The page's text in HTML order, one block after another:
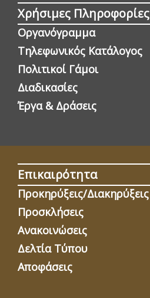
Χρήσιμες Πληροφορίες
Οργανόγραμμα
Τηλεφωνικός Κατάλογος
Πολιτικοί Γάμοι
Διαδικασίες
Έργα & Δράσεις
Επικαιρότητα
Προκηρύξεις/Διακηρύξεις
Προσκλήσεις
Ανακοινώσεις
Δελτία Τύπου
Αποφάσεις